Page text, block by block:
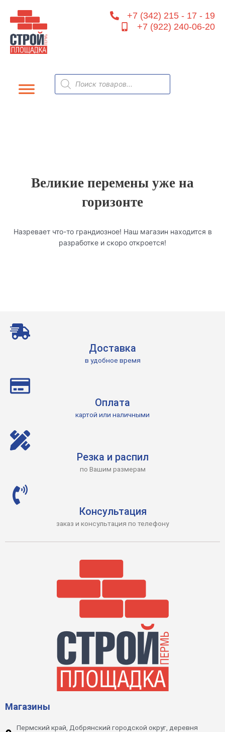
содержимому
+7 (342) 215 - 17 - 19
+7 (922) 240-06-20
Поиск
товаров
Великие перемены уже на
горизонте
Назревает что-то грандиозное! Наш магазин находится в
разработке и скоро откроется!
Доставка
в удобное время
Оплата
картой или наличными
Резка и распил
по Вашим размерам
Консультация
заказ и консультация по телефону
Магазины
Пермский край, Добрянский городской округ, деревня